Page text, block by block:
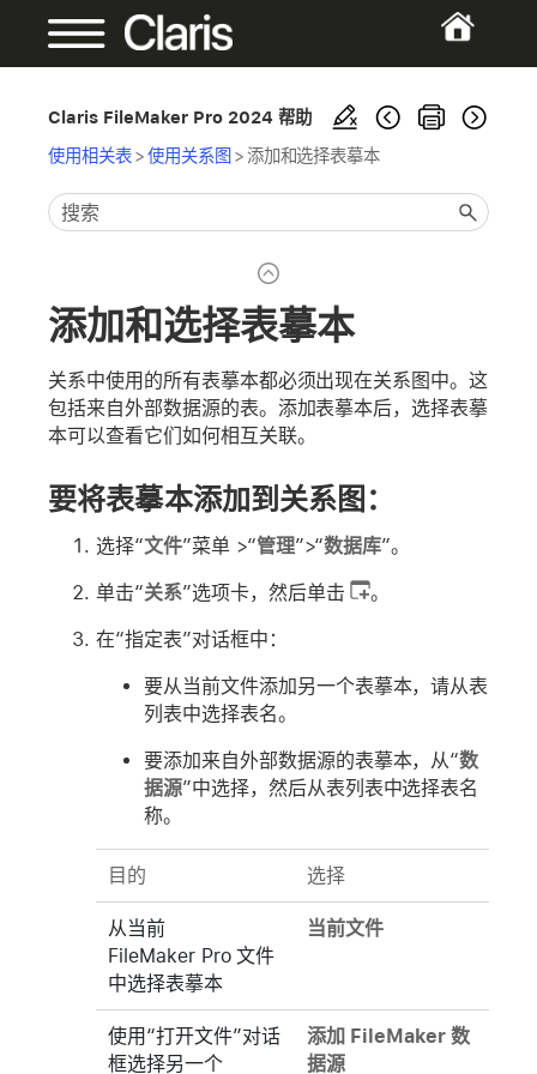
Claris FileMaker Pro 2024 帮助
使用相关表>使用关系图 >添加和选择表摹本
添加和选择表摹本
关系中使用的所有表摹本都必须出现在关系图中。这
包括来自外部数据源的表。添加表摹本后，选择表摹
本可以查看它们如何相互关联。
要将表摹本添加到关系图：
选择“文件”菜单 >“管理”>“数据库”。
单击“关系”选项卡，然后单击 。
在“指定表”对话框中：
要从当前文件添加另一个表摹本，请从表
列表中选择表名。
要添加来自外部数据源的表摹本，从“数
据源”中选择，然后从表列表中选择表名
称。
目的 选择
从当前
FileMaker Pro 文件
中选择表摹本
当前文件
使用“打开文件”对话
框选择另一个
添加 FileMaker 数
据源